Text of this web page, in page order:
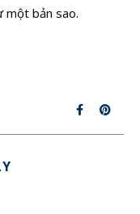
một bản sao.